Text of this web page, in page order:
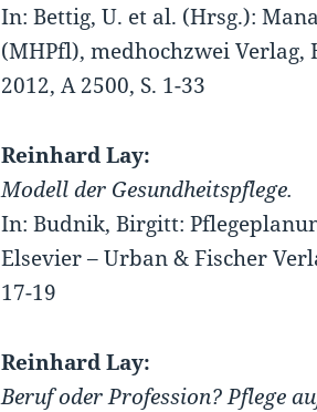
In: Bettig, U. et al. (Hrsg.):
(MHPfl), medhochzwei
2012, A 2500, S. 1-33
Reinhard Lay:
Modell der Gesundheitspflege.
In: Budnik, Birgitt:
Elsevier – Urban & Fischer
17-19
Reinhard Lay:
Beruf oder Profession? Pflege